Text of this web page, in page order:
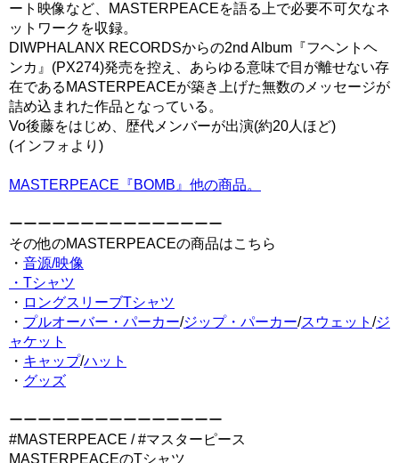
ート映像など、MASTERPEACEを語る上で必要不可欠なネ
ットワークを収録。
DIWPHALANX RECORDSからの2nd Album『フヘントヘ
ンカ』(PX274)発売を控え、あらゆる意味で目が離せない存
在であるMASTERPEACEが築き上げた無数のメッセージが
詰め込まれた作品となっている。
Vo後藤をはじめ、歴代メンバーが出演(約20人ほど)
(インフォより)
MASTERPEACE『BOMB』他の商品。
ーーーーーーーーーーーーーーー
その他のMASTERPEACEの商品はこちら
・ 音源/映像
・Tシャツ
・ ロングスリーブTシャツ
・ プルオーバー・パーカー/ジップ・パーカー/スウェット /ジ
ャケット
・ キャップ/ハット
・ グッズ
ーーーーーーーーーーーーーーー
#MASTERPEACE / #マスターピース
MASTERPEACEのTシャツ